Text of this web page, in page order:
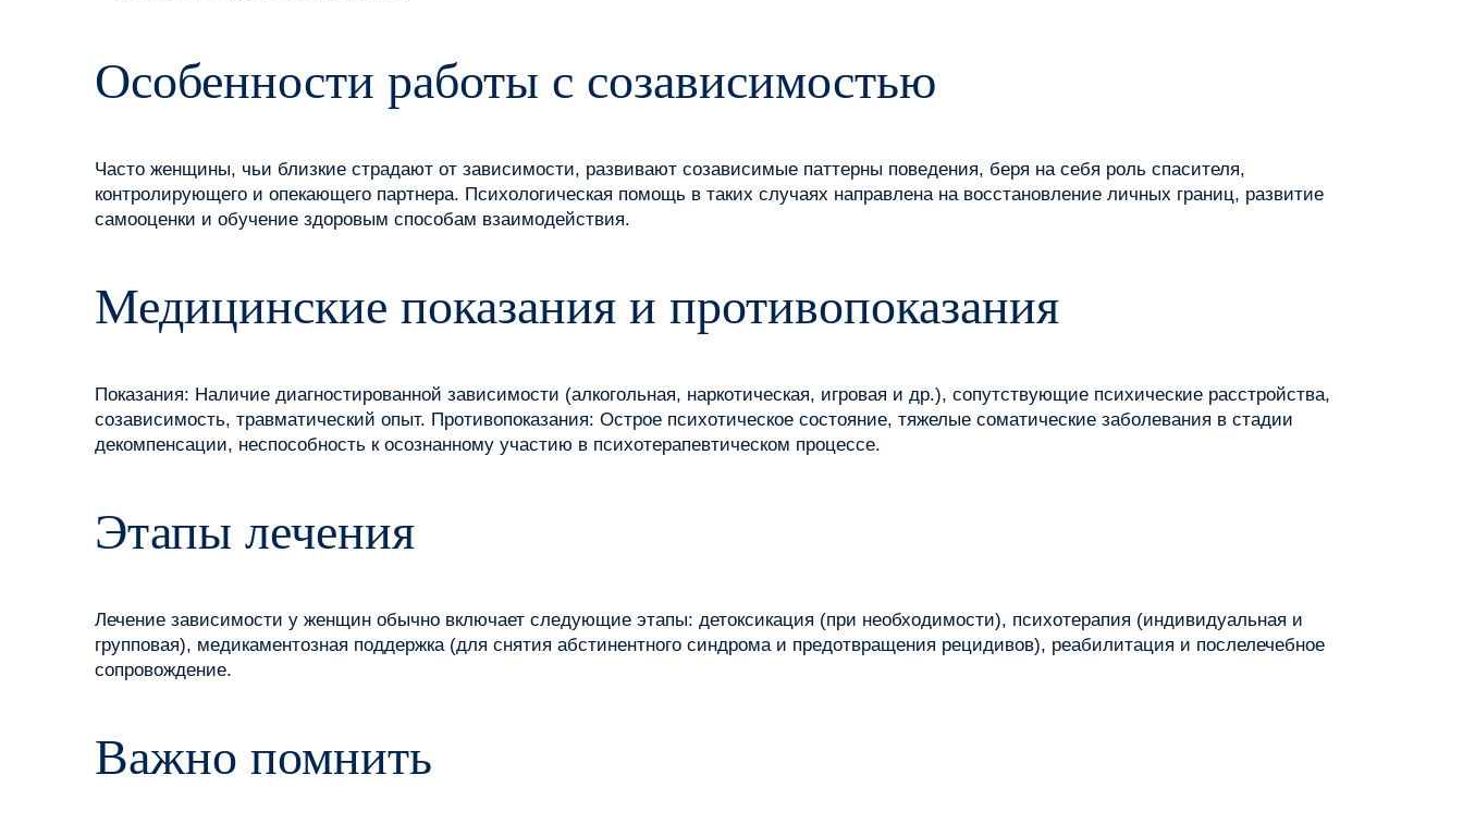
Особенности работы с созависимостью
Часто женщины, чьи близкие страдают от зависимости, развивают созависимые паттерны поведения, беря на себя роль спасителя,
контролирующего и опекающего партнера. Психологическая помощь в таких случаях направлена на восстановление личных границ, развитие
самооценки и обучение здоровым способам взаимодействия.
Медицинские показания и противопоказания
Показания: Наличие диагностированной зависимости (алкогольная, наркотическая, игровая и др.), сопутствующие психические расстройства,
созависимость, травматический опыт. Противопоказания: Острое психотическое состояние, тяжелые соматические заболевания в стадии
декомпенсации, неспособность к осознанному участию в психотерапевтическом процессе.
Этапы лечения
Лечение зависимости у женщин обычно включает следующие этапы: детоксикация (при необходимости), психотерапия (индивидуальная и
групповая), медикаментозная поддержка (для снятия абстинентного синдрома и предотвращения рецидивов), реабилитация и послелечебное
сопровождение.
Важно помнить